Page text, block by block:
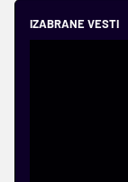
IZABRANE VESTI